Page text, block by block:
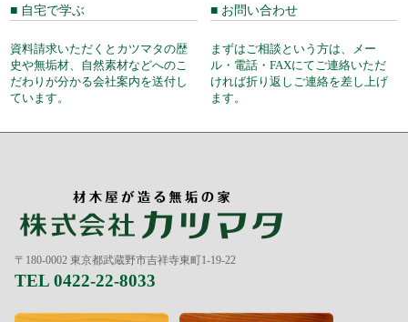
■ 自宅で学ぶ
資料請求いただくとカツマタの歴
史や無垢材、自然素材などへのこ
だわりが分かる会社案内を送付し
ています。
■ お問い合わせ
まずはご相談という方は、メー
ル・電話・FAXにてご連絡いただ
ければ折り返しご連絡を差し上げ
ます。
〒180-0002 東京都武蔵野市吉祥寺東町1-19-22
TEL 0422-22-8033